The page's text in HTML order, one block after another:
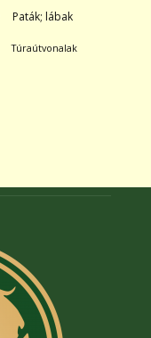
Paták; lábak
Túraútvonalak